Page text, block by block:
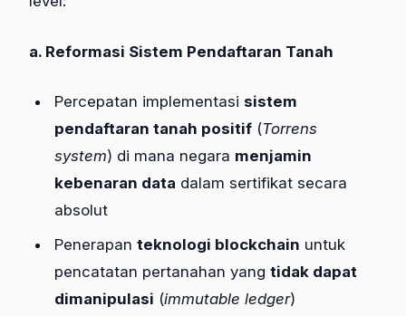
a. Reformasi Sistem Pendaftaran Tanah
Percepatan implementasi sistem
pendaftaran tanah positif (Torrens
system) di mana negara menjamin
kebenaran data dalam sertifikat secara
absolut
Penerapan teknologi blockchain untuk
pencatatan pertanahan yang tidak dapat
dimanipulasi (immutable ledger)